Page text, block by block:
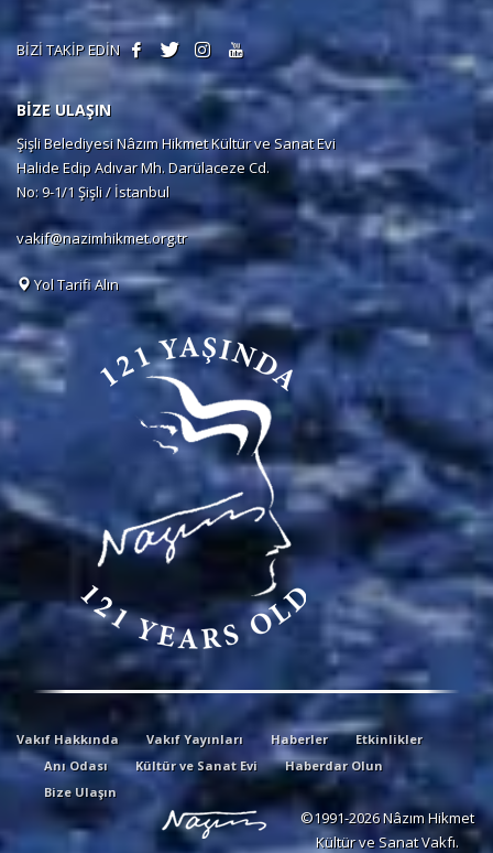
BİZİ TAKİP EDİN
BİZE ULAŞIN
Şişli Belediyesi Nâzım Hikmet Kültür ve Sanat Evi
Halide Edip Adıvar Mh. Darülaceze Cd.
No: 9-1/1 Şişli / İstanbul
vakif@nazimhikmet.org.tr
Yol Tarifi Alın
Vakıf Hakkında Vakıf Yayınları Haberler
Etkinlikler
Anı Odası
Kültür ve Sanat Evi
Haberdar Olun
Bize Ulaşın
©1991-2026 Nâzım Hikmet
Kültür ve Sanat Vakfı.